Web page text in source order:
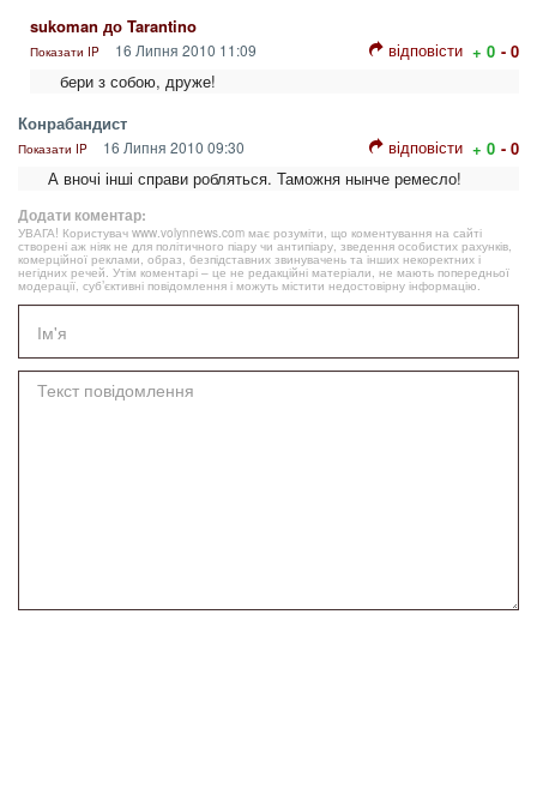
sukoman до Tarantino
Показати IP 16 Липня 2010 11:09 відповісти + 0 - 0
бери з собою, друже!
Конрабандист
Показати IP 16 Липня 2010 09:30 відповісти + 0 - 0
А вночі інші справи робляться. Таможня нынче ремесло!
Додати коментар:
УВАГА! Користувач www.volynnews.com має розуміти, що коментування на сайті
створені аж ніяк не для політичного піару чи антипіару, зведення особистих рахунків,
комерційної реклами, образ, безпідставних звинувачень та інших некоректних і
негідних речей. Утім коментарі – це не редакційні матеріали, не мають попередньої
модерації, суб’єктивні повідомлення і можуть містити недостовірну інформацію.